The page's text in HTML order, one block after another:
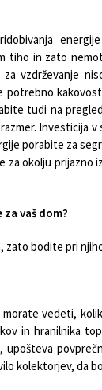
tiho in zato
za vzdrževanje
potrebno
tudi na
Investicija
porabite za
okolju prijazno
vaš dom?
zato bodite pri
vedeti,
in hranilnika
kolektorjev, da